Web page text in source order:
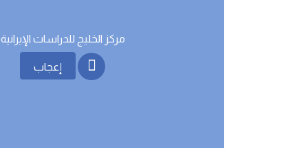
مركز الخليج للدراسات اﻹيرانية
إعجاب